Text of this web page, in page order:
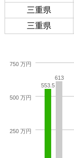
三重県
三重県
553.5
613
250 万円
500 万円
750 万円